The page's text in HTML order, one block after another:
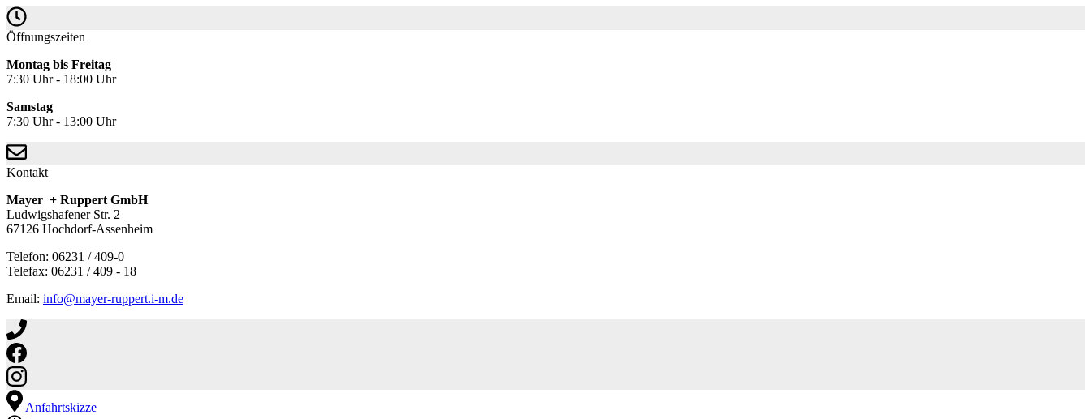
Öffnungszeiten
Montag bis Freitag
7:30 Uhr - 18:00 Uhr
Samstag
7:30 Uhr - 13:00 Uhr
Kontakt
Mayer + Ruppert GmbH
Ludwigshafener Str. 2
67126 Hochdorf-Assenheim
Telefon: 06231 / 409-0
Telefax: 06231 / 409 - 18
Email: info@mayer-ruppert.i-m.de
Anfahrtskizze